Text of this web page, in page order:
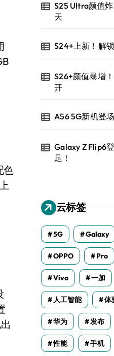
色
S25 Ultra颜值
天
S24+上新！解
S26+颜值暴增
开
A56 5G新机登
Galaxy Z Flip6
足！
云标签
5G Galaxy
OPPO Pro
Vivo 一加
人工智能 体
华为 发布
性能 手机